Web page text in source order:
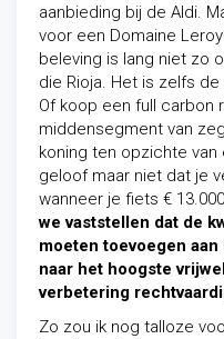
aanbieding bij de Aldi.
voor een Domaine
beleving is lang niet zo
die Rioja. Het is zelfs
Of koop een full carbon
middensegment van
koning ten opzichte van
geloof maar niet dat je
wanneer je fiets €
we vaststellen dat de
moeten toevoegen
naar het hoogste
verbetering
Zo zou ik nog talloze